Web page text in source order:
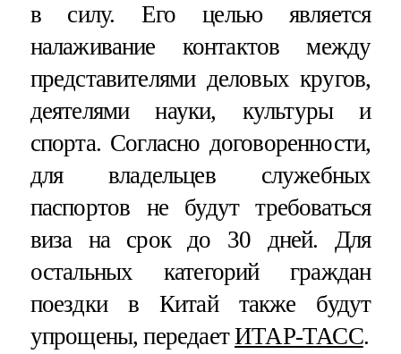
в силу. Его целью является
налаживание контактов между
представителями деловых кругов,
деятелями науки, культуры и
спорта. Согласно договоренности,
для владельцев служебных
паспортов не будут требоваться
виза на срок до 30 дней. Для
остальных категорий граждан
поездки в Китай также будут
упрощены, передаетИТАР-ТАСС.